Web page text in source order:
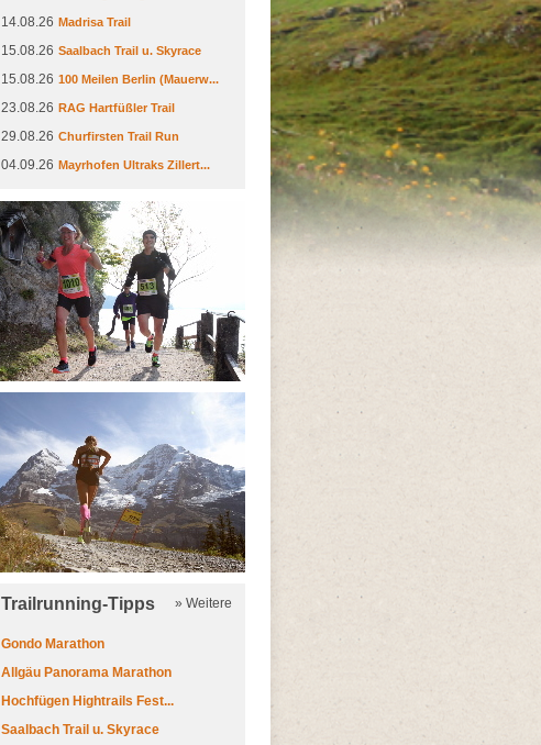
14.08.26 Madrisa Trail
15.08.26 Saalbach Trail u. Skyrace
15.08.26 100 Meilen Berlin (Mauerw...
23.08.26 RAG Hartfüßler Trail
29.08.26 Churfirsten Trail Run
04.09.26 Mayrhofen Ultraks Zillert...
Trailrunning-Tipps » Weitere
Gondo Marathon
Allgäu Panorama Marathon
Hochfügen Hightrails Fest...
Saalbach Trail u. Skyrace